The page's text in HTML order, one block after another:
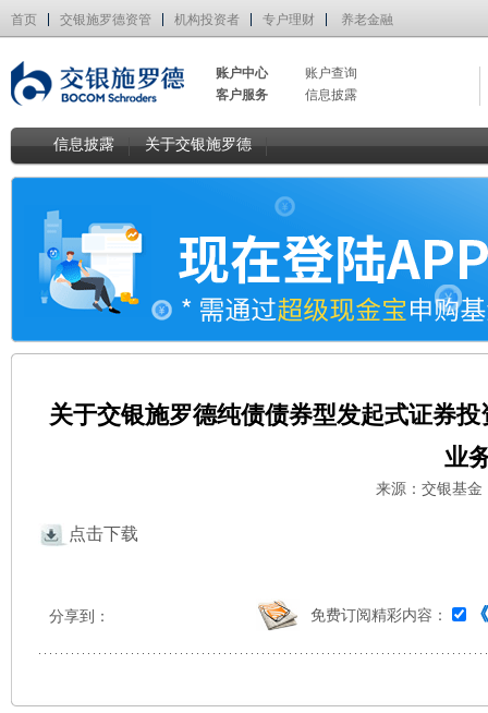
首页 交银施罗德资管 机构投资者 专户理财 养老金融
账户中心
账户查询
客户服务
信息披露
信息披露 关于交银施罗德
关于交银施罗德纯债债券型发起式证券
业
来源：交银基
点击下载
分享到： 免费订阅精彩内容：